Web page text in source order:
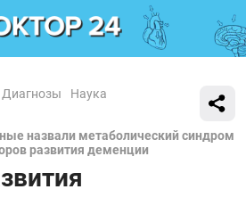
Диагнозы Наука
назвали метаболический синдром
развития деменции